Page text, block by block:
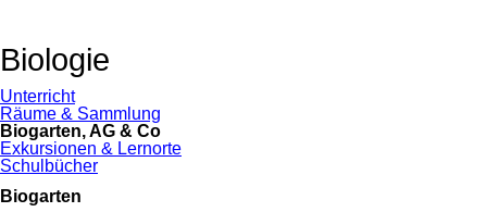
Biologie
Navigation
überspringen
Unterricht
Räume & Sammlung
Biogarten, AG & Co
Exkursionen & Lernorte
Schulbücher
Biogarten